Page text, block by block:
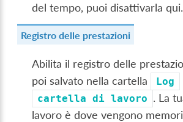
del tempo, puoi disattivarla qui.
Registro delle prestazioni
Abilita il registro delle
poi salvato nella cartella
Log
cartella di lavoro . La
lavoro è dove vengono